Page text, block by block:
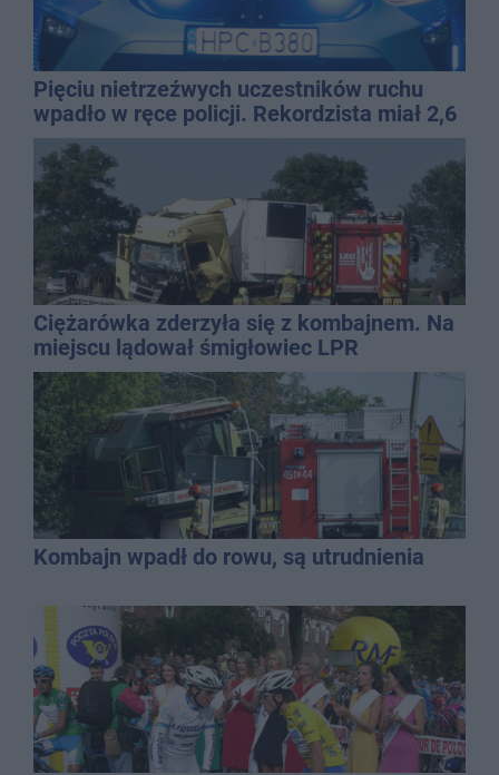
Pięciu nietrzeźwych uczestników ruchu
wpadło w ręce policji. Rekordzista miał 2,6
promila
Ciężarówka zderzyła się z kombajnem. Na
miejscu lądował śmigłowiec LPR
Kombajn wpadł do rowu, są utrudnienia